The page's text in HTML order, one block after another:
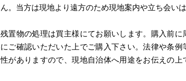
ん。当方は現地より遠方のため現地案内や立ち会いは
残置物の処理は買主様にてお願いします。購入前
にご確認いただいた上でご購入下さい。法律や条
性がありますので、現地自治体へ用途をお伝えの